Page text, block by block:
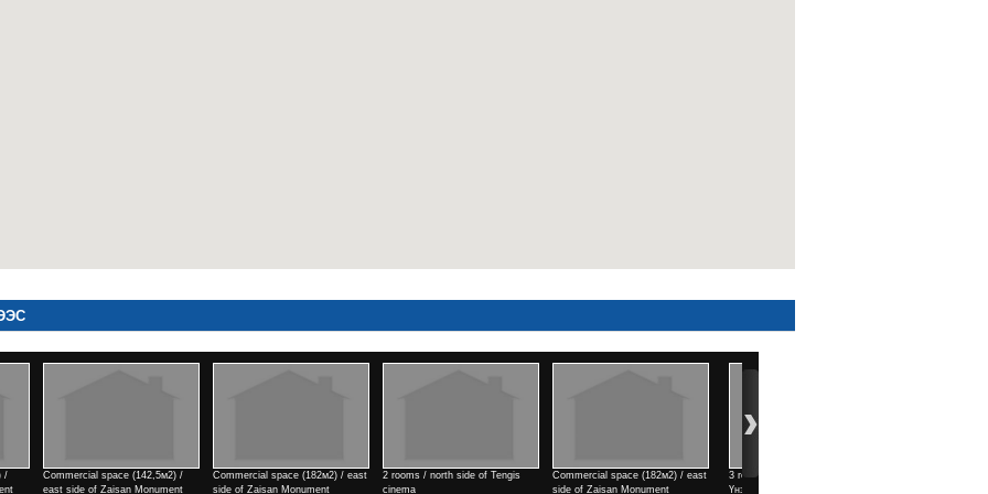
3 rooms / Park view town
1 rooms / north side of Kino
Uildwer
space (182м2) / east
Monument
2 rooms / north side of Tengis
cinema
Commercial space (182м2) / east
side of Zaisan Monument